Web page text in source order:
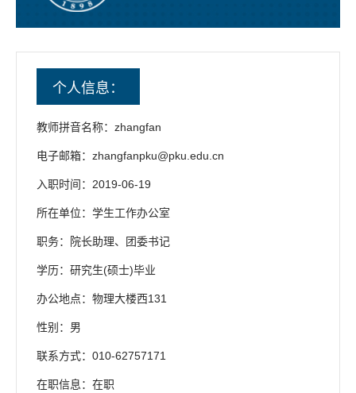
个人信息：
教师拼音名称：zhangfan
电子邮箱： zhangfanpku@pku.edu.cn
入职时间：2019-06-19
所在单位：学生工作办公室
职务：院长助理、团委书记
学历：研究生(硕士)毕业
办公地点：物理大楼西131
性别：男
联系方式：010-62757171
在职信息：在职